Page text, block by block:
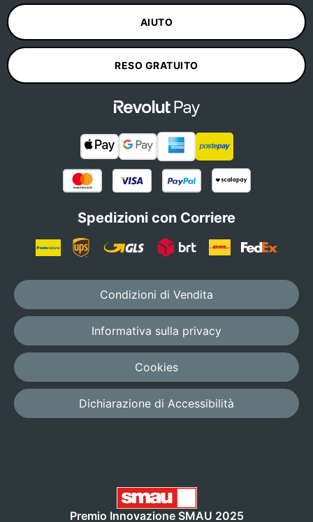
AIUTO
RESO GRATUITO
Spedizioni con Corriere
Condizioni di Vendita
Informativa sulla privacy
Cookies
Dichiarazione di Accessibilità
Premio Innovazione SMAU 2025